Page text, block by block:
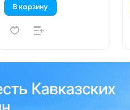
В корзину